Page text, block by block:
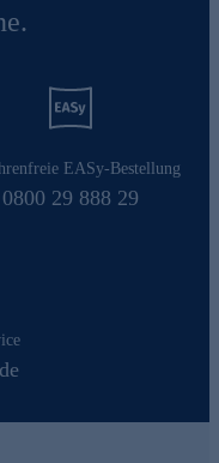
EASy-Bestellung
0800 29 888 29